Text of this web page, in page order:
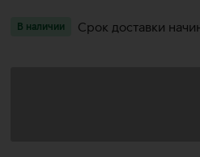
В наличии Срок доставки